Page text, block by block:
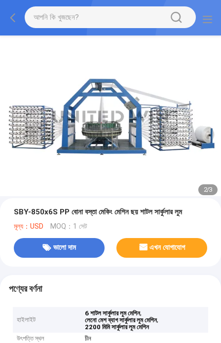
2/3
SBY-850x6S PP বোনা বস্তা মেকিং মেশিন ছয় শাটল সার্কুলার লুম
মূল্য：USD MOQ：1 সেট
ভালো দাম এখন যোগাযোগ
পণ্যের বর্ণনা
হাইলাইট
6 শাটল সার্কুলার লুম মেশিন,
লেনো মেশ ব্যাগ সার্কুলার লুম মেশিন,
2200 মিমি সার্কুলার লুম মেশিন
উৎপত্তি স্থল
চীন